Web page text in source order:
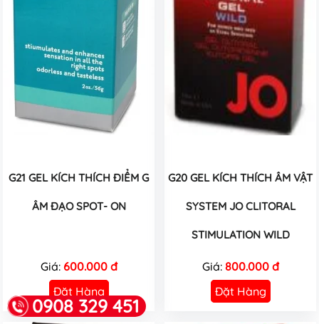
G21 GEL KÍCH THÍCH ĐIỂM G
ÂM ĐẠO SPOT- ON
Giá: 600.000 đ
Đặt Hàng
G20 GEL KÍCH THÍCH ÂM VẬT
SYSTEM JO CLITORAL
STIMULATION WILD
Giá: 800.000 đ
Đặt Hàng
0908 329 451